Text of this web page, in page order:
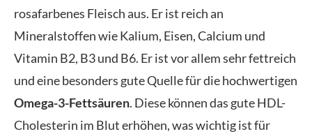
rosafarbenes Fleisch aus. Er ist reich an
Mineralstoffen wie Kalium, Eisen, Calcium und
Vitamin B2, B3 und B6. Er ist vor allem sehr fettreich
und eine besonders gute Quelle für die hochwertigen
Omega-3-Fettsäuren. Diese können das gute HDL-
Cholesterin im Blut erhöhen, was wichtig ist für